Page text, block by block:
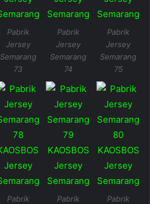
Pabrik
Jersey
Semarang
73
Pabrik
Jersey
Semarang
74
Pabrik
Jersey
Semarang
75
Pabrik
Pabrik
Pabrik